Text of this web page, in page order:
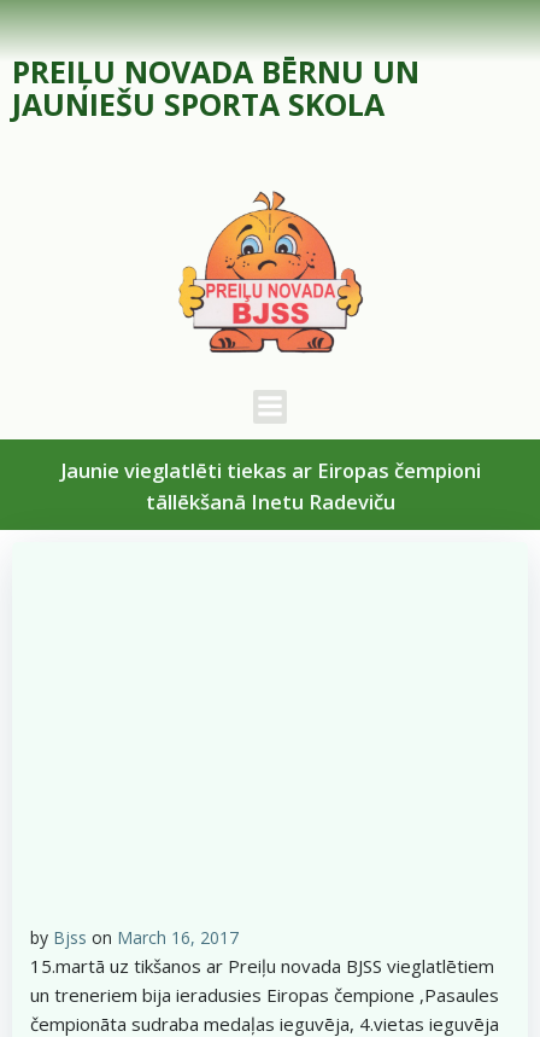
Skip
to
content
PREIĻU NOVADA BĒRNU UN
JAUNIEŠU SPORTA SKOLA
Jaunie vieglatlēti tiekas ar Eiropas čempioni
tāllēkšanā Inetu Radeviču
by Bjss on March 16, 2017
15.martā uz tikšanos ar Preiļu novada BJSS vieglatlētiem
un treneriem bija ieradusies Eiropas čempione ,Pasaules
čempionāta sudraba medaļas ieguvēja, 4.vietas ieguvēja